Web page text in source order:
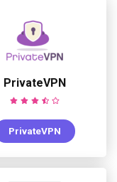
PrivateVPN
PrivateVPN